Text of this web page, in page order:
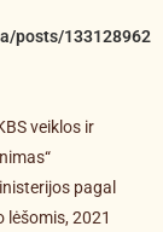
posts/133128962
veiklos ir
pagal
2021